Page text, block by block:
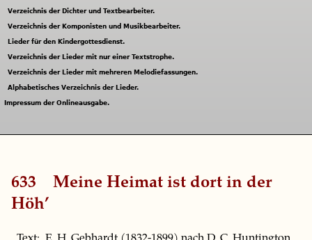
Verzeichnis der Dichter und Textbearbeiter.
Verzeichnis der Komponisten und Musikbearbeiter.
Lieder für den Kindergottesdienst.
Verzeichnis der Lieder mit nur einer Textstrophe.
Verzeichnis der Lieder mit mehreren Melodiefassungen.
Alphabetisches Verzeichnis der Lieder.
Impressum der Onlineausgabe.
633 Meine Heimat ist dort in der
Höh’